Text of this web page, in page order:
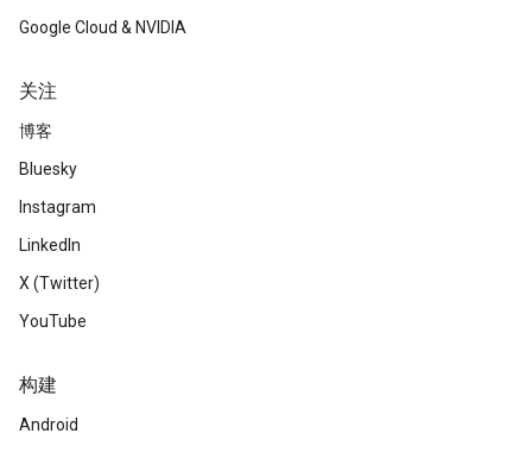
Google Cloud & NVIDIA
关注
博客
Bluesky
Instagram
LinkedIn
X (Twitter)
YouTube
构建
Android